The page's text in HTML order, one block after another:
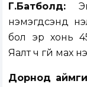
Г.Батболд:
нэмэгдсэнд
бол эр хонь
Яалт ч үгүй мах
Дорнод